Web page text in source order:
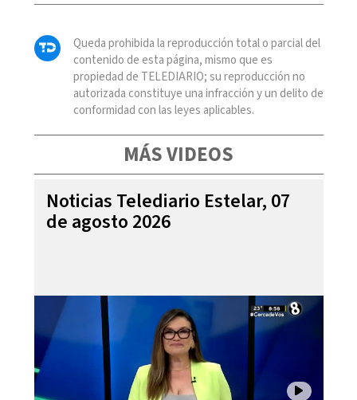
Queda prohibida la reproducción total o parcial del
contenido de esta página, mismo que es
propiedad de TELEDIARIO; su reproducción no
autorizada constituye una infracción y un delito de
conformidad con las leyes aplicables.
MÁS VIDEOS
Noticias Telediario Estelar, 07
de agosto 2026